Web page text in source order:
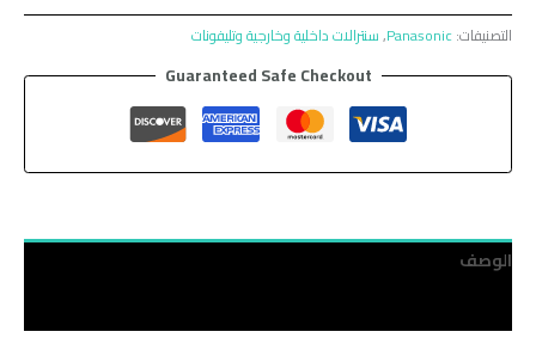
التصنيفات:Panasonic
,سنترالات داخلية وخارجية وتليفونات
Guaranteed Safe Checkout
الوصف